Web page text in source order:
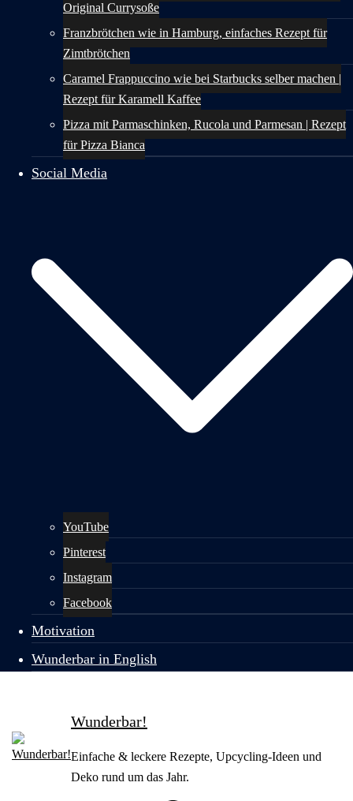
Original Currysoße
Franzbrötchen wie in Hamburg, einfaches Rezept für
Zimtbrötchen
Caramel Frappuccino wie bei Starbucks selber machen |
Rezept für Karamell Kaffee
Pizza mit Parmaschinken, Rucola und Parmesan | Rezept
für Pizza Bianca
Social Media
YouTube
Pinterest
Instagram
Facebook
Motivation
Wunderbar in English
Wunderbar!
Einfache & leckere Rezepte, Upcycling-Ideen und
Deko rund um das Jahr.